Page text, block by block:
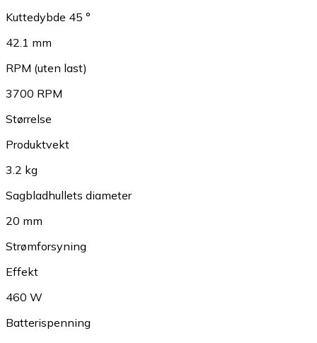
Kuttedybde 45 °
42.1 mm
RPM (uten last)
3700 RPM
Størrelse
Produktvekt
3.2 kg
Sagbladhullets diameter
20 mm
Strømforsyning
Effekt
460 W
Batterispenning